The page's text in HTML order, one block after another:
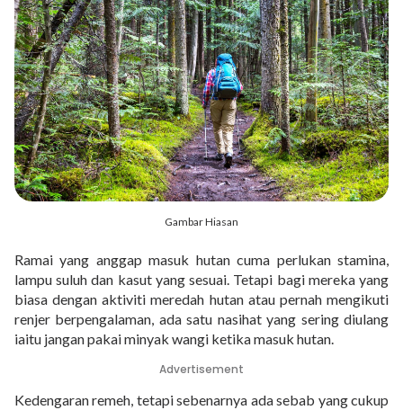
Gambar Hiasan
Ramai yang anggap masuk hutan cuma perlukan stamina,
lampu suluh dan kasut yang sesuai. Tetapi bagi mereka yang
biasa dengan aktiviti meredah hutan atau pernah mengikuti
renjer berpengalaman, ada satu nasihat yang sering diulang
iaitu jangan pakai minyak wangi ketika masuk hutan.
Advertisement
Kedengaran remeh, tetapi sebenarnya ada sebab yang cukup